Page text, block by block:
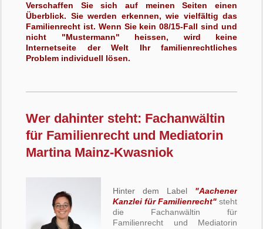
Verschaffen Sie sich auf meinen Seiten einen
Überblick. Sie werden erkennen, wie vielfältig das
Familienrecht ist. Wenn Sie kein 08/15-Fall sind und
nicht "Mustermann" heissen, wird keine
Internetseite der Welt Ihr familienrechtliches
Problem individuell lösen.
Wer dahinter steht: Fachanwältin
für Familienrecht und Mediatorin
Martina Mainz-Kwasniok
Hinter dem Label
"Aachener
Kanzlei für Familienrecht" steht
die Fachanwältin für
Familienrecht und Mediatorin